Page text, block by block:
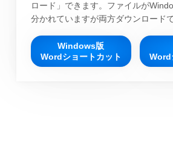
ロード」できます。ファイルが
分かれていますが両方ダウンロードで
Windows版
Wordショートカット
Word